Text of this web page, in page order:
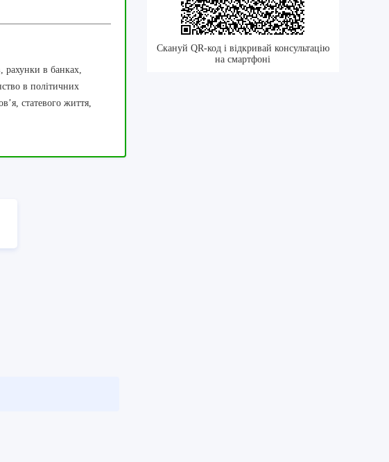
рахунки в банках,
в політичних
статевого життя,
Скануй QR-код і відкривай консультацію
на смартфоні